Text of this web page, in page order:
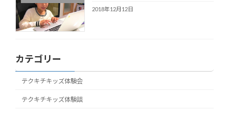
2018年12月12日
カテゴリー
テクキチキッズ体験会
テクキチキッズ体験談